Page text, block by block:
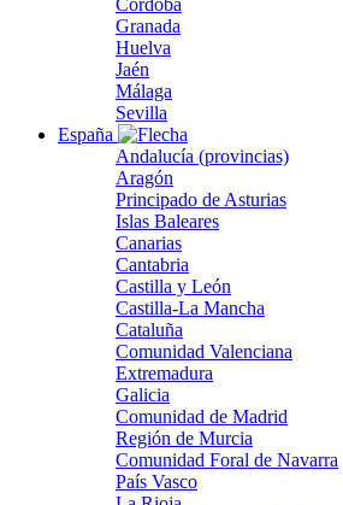
Córdoba
Granada
Huelva
Jaén
Málaga
Sevilla
España
Andalucía (provincias)
Aragón
Principado de Asturias
Islas Baleares
Canarias
Cantabria
Castilla y León
Castilla-La Mancha
Cataluña
Comunidad Valenciana
Extremadura
Galicia
Comunidad de Madrid
Región de Murcia
Comunidad Foral de Navarra
País Vasco